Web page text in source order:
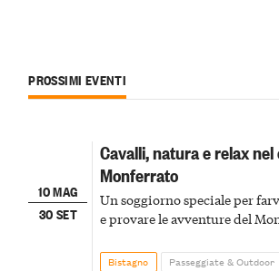
PROSSIMI EVENTI
10 MAG
30 SET
Cavalli, natura e relax
Monferrato
Un soggiorno speciale per
e provare le avventure del
Bistagno Passeggiate & Outdoor